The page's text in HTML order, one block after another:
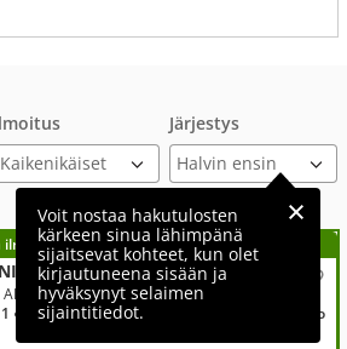
Järjestys
Voit nostaa hakutulosten
kärkeen sinua lähimpänä
sijaitsevat kohteet, kun olet
kirjautuneena sisään ja
hyväksynyt selaimen
sijaintitiedot.
ilmoituksesi tähän?
Cooper S
ALL4 R60 Countryman Business
● 183 000 km● Bensiini ● Neliveto